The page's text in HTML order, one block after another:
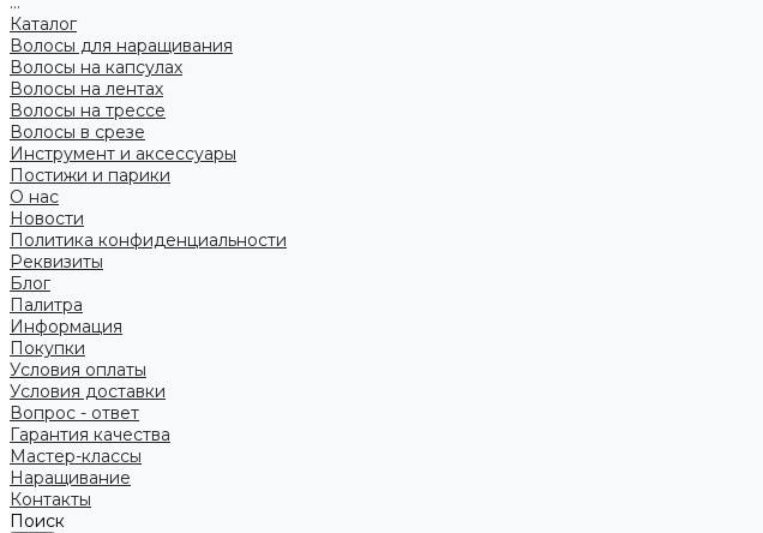
Каталог
Волосы для наращивания
Волосы на капсулах
Волосы на лентах
Волосы на трессе
Волосы в срезе
Инструмент и аксессуары
Постижи и парики
О нас
Новости
Политика конфиденциальности
Реквизиты
Блог
Палитра
Информация
Покупки
Условия оплаты
Условия доставки
Вопрос - ответ
Гарантия качества
Мастер-классы
Наращивание
Контакты
Поиск